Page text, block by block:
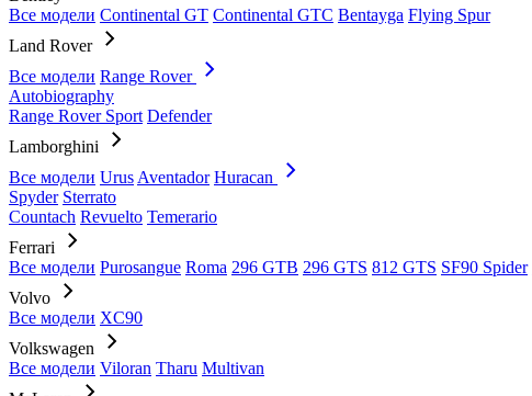
Все модели Continental GT Continental GTC Bentayga Flying Spur
Land Rover
Все модели Range Rover
Autobiography
Range Rover Sport Defender
Lamborghini
Все модели Urus Aventador Huracan
Spyder Sterrato
Countach Revuelto Temerario
Ferrari
Все модели Purosangue Roma 296 GTB 296 GTS 812 GTS SF90 Spider
Volvo
Все модели XC90
Volkswagen
Все модели Viloran Tharu Multivan